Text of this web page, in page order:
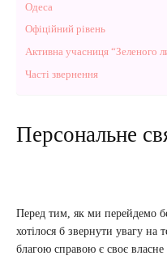
Одеса
Офіційний рівень
Активна учасниця “Зеленого
Часті звернення
Персональне
Перед тим, як ми перейдемо
хотілося б звернути увагу
благою справою є своє